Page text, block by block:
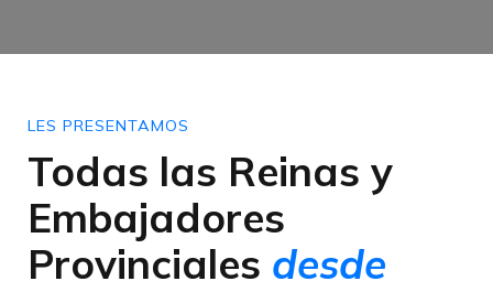
LES PRESENTAMOS
Todas las Reinas y
Embajadores
Provinciales desde